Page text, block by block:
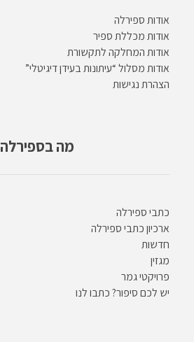
אודות ספירלה
אודות מכללת ספיר
אודות המחלקה לתקשורת
אודות מסלול “עיתונות בעידן דיגיטלי”
הצהרת נגישות
מה בספירלה
כתבי ספירלה
ארכיון כתבי ספירלה
חדשות
מגזין
פרויקטי גמר
יש לכם סיפור? כתבו לנו